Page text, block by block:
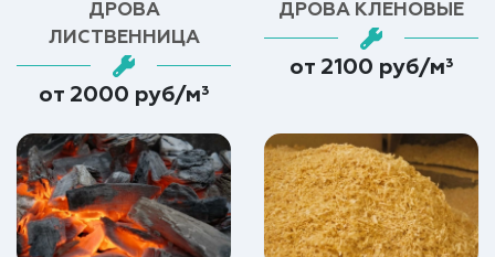
ДРОВА
ЛИСТВЕННИЦА
от 2000 руб/м³
ДРОВА КЛЕНОВЫЕ
от 2100 руб/м³